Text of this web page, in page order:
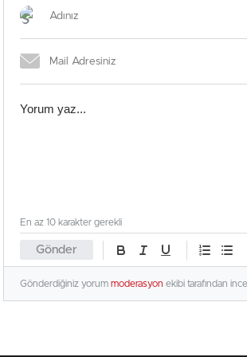
Gönder
En az 10 karakter gerekli
Gönderdiğiniz yorum moderasyon ekibi tarafından